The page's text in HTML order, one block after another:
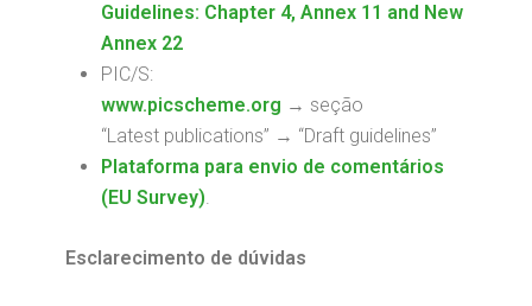
Guidelines: Chapter 4, Annex 11 and New
Annex 22
PIC/S:
www.picscheme.org → seção
“Latest publications” → “Draft guidelines”
Plataforma para envio de comentários
(EU Survey).
Esclarecimento de dúvidas